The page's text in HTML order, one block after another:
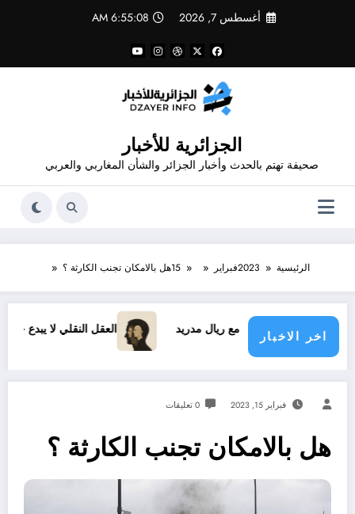
أغسطس 7, 2026 6:55:08 AM
الجزائرية للأخبار
صحيفة تهتم بالحدث وأخبار الجزائر والشأن المغاربي والعربي
الرئيسية 2023فبراير 15هل بالامكان تجنب الكارثة ؟
اخر الاخبار
الجديد مع ريال مدريد العقل النقلي لا يبدع حتى في تجارب
فبراير 15, 2023 0 تعليقات
هل بالامكان تجنب الكارثة ؟